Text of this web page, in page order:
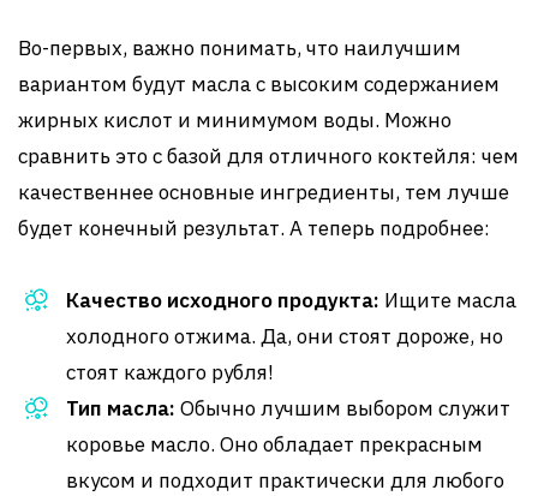
Во-первых, важно понимать, что наилучшим
вариантом будут масла с высоким содержанием
жирных кислот и минимумом воды. Можно
сравнить это с базой для отличного коктейля: чем
качественнее основные ингредиенты, тем лучше
будет конечный результат. А теперь подробнее:
Качество исходного продукта: Ищите масла
холодного отжима. Да, они стоят дороже, но
стоят каждого рубля!
Тип масла: Обычно лучшим выбором служит
коровье масло. Оно обладает прекрасным
вкусом и подходит практически для любого